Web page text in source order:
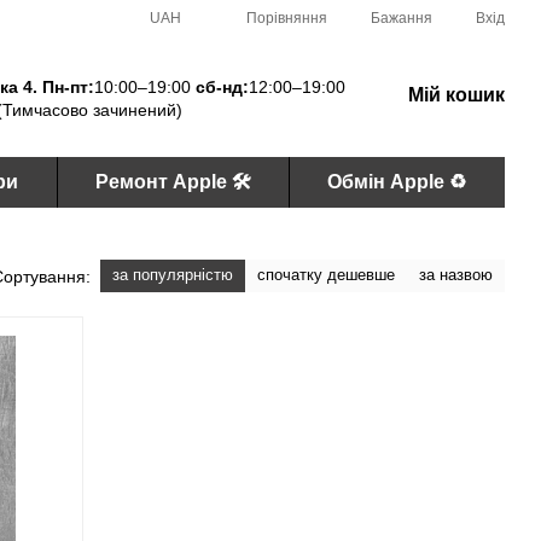
UAH Порівняння Бажання Вхід
4. Пн-пт:10:00–19:00сб-нд:12:00–19:00
зачинений)
Мій кошик
Ремонт Apple 🛠 Обмін Apple ♻️
за популярністю спочатку дешевше за назвою